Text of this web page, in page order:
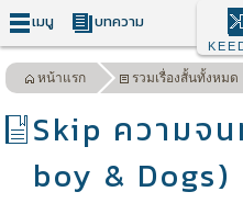
เมนู บทความ
หน้าแรก รวมเรื่องสั้นทั้งหมด
Skip ความจ
boy & Dogs)